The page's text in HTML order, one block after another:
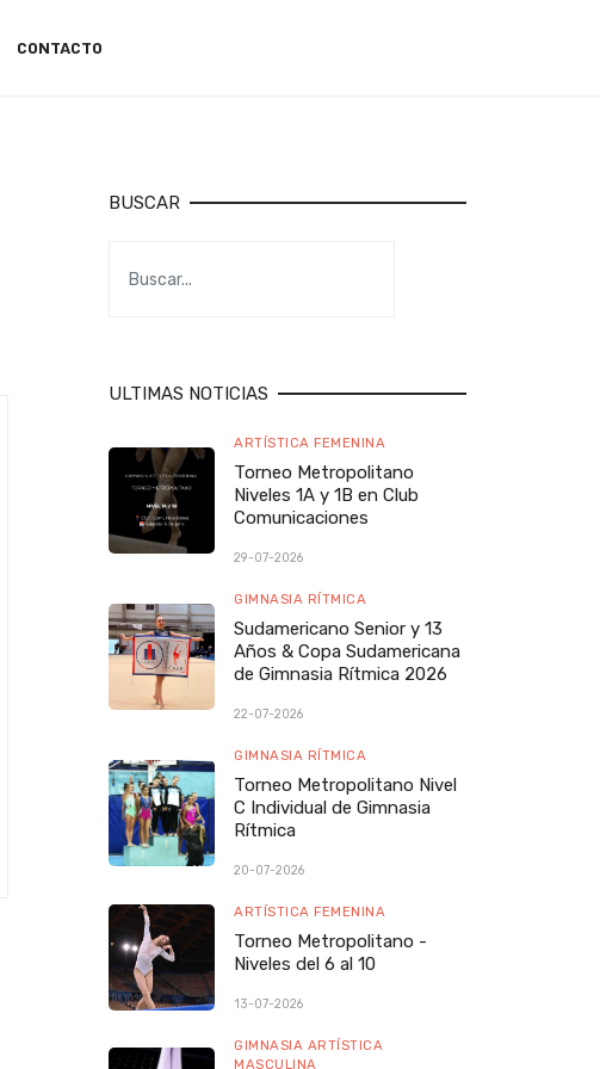
CONTACTO
BUSCAR
ULTIMAS NOTICIAS
ARTÍSTICA FEMENINA
Torneo Metropolitano
Niveles 1A y 1B en Club
Comunicaciones
29-07-2026
GIMNASIA RÍTMICA
Sudamericano Senior y 13
Años & Copa Sudamericana
de Gimnasia Rítmica 2026
22-07-2026
GIMNASIA RÍTMICA
Torneo Metropolitano Nivel
C Individual de Gimnasia
Rítmica
20-07-2026
ARTÍSTICA FEMENINA
Torneo Metropolitano -
Niveles del 6 al 10
13-07-2026
GIMNASIA ARTÍSTICA
MASCULINA